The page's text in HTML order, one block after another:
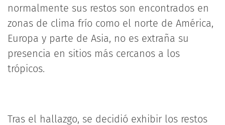
normalmente sus restos son encontrados en
zonas de clima frío como el norte de América,
Europa y parte de Asia, no es extraña su
presencia en sitios más cercanos a los
trópicos.
Tras el hallazgo, se decidió exhibir los restos